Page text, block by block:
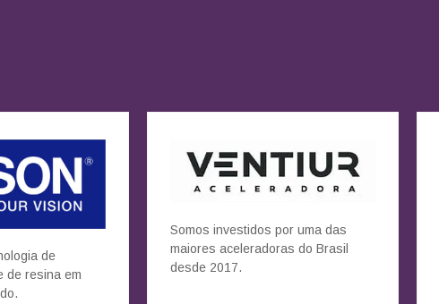
de
de resina em
Somos investidos por uma das
maiores aceleradoras do Brasil
desde 2017.